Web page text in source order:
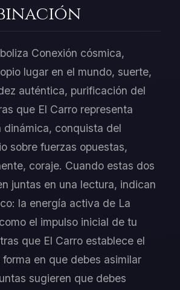
Conexión cósmica,
lugar en el mundo, suerte,
auténtica, purificación del
que El Carro representa
dinámica, conquista del
sobre fuerzas opuestas,
coraje. Cuando estas dos
juntas en una lectura, indican
la energía activa de La
el impulso inicial de tu
que El Carro establece el
en que debes asimilar
sugieren que debes